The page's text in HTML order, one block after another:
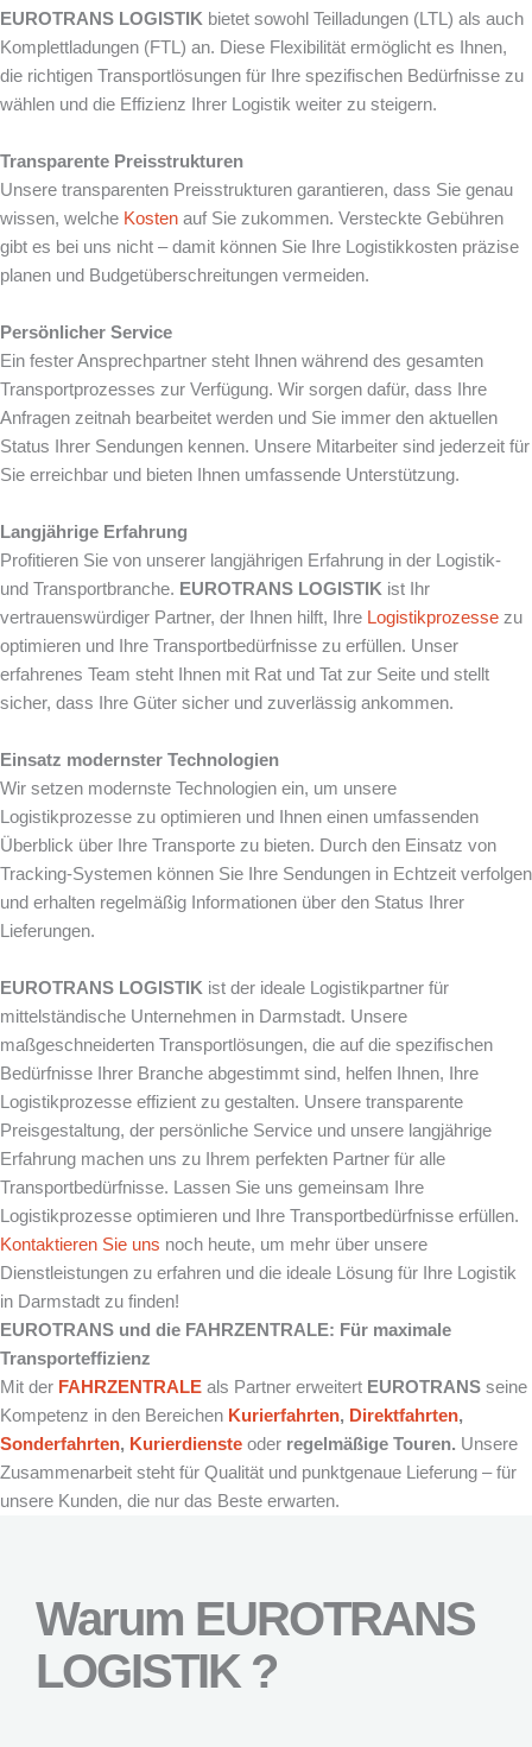
EUROTRANS LOGISTIK bietet sowohl Teilladungen (LTL) als auch
Komplettladungen (FTL) an. Diese Flexibilität ermöglicht es Ihnen,
die richtigen Transportlösungen für Ihre spezifischen Bedürfnisse zu
wählen und die Effizienz Ihrer Logistik weiter zu steigern.
Transparente Preisstrukturen
Unsere transparenten Preisstrukturen garantieren, dass Sie genau
wissen, welche Kosten auf Sie zukommen. Versteckte Gebühren
gibt es bei uns nicht – damit können Sie Ihre Logistikkosten präzise
planen und Budgetüberschreitungen vermeiden.
Persönlicher Service
Ein fester Ansprechpartner steht Ihnen während des gesamten
Transportprozesses zur Verfügung. Wir sorgen dafür, dass Ihre
Anfragen zeitnah bearbeitet werden und Sie immer den aktuellen
Status Ihrer Sendungen kennen. Unsere Mitarbeiter sind jederzeit für
Sie erreichbar und bieten Ihnen umfassende Unterstützung.
Langjährige Erfahrung
Profitieren Sie von unserer langjährigen Erfahrung in der Logistik-
und Transportbranche. EUROTRANS LOGISTIK ist Ihr
vertrauenswürdiger Partner, der Ihnen hilft, Ihre Logistikprozesse zu
optimieren und Ihre Transportbedürfnisse zu erfüllen. Unser
erfahrenes Team steht Ihnen mit Rat und Tat zur Seite und stellt
sicher, dass Ihre Güter sicher und zuverlässig ankommen.
Einsatz modernster Technologien
Wir setzen modernste Technologien ein, um unsere
Logistikprozesse zu optimieren und Ihnen einen umfassenden
Überblick über Ihre Transporte zu bieten. Durch den Einsatz von
Tracking-Systemen können Sie Ihre Sendungen in Echtzeit verfolgen
und erhalten regelmäßig Informationen über den Status Ihrer
Lieferungen.
EUROTRANS LOGISTIK ist der ideale Logistikpartner für
mittelständische Unternehmen in Darmstadt. Unsere
maßgeschneiderten Transportlösungen, die auf die spezifischen
Bedürfnisse Ihrer Branche abgestimmt sind, helfen Ihnen, Ihre
Logistikprozesse effizient zu gestalten. Unsere transparente
Preisgestaltung, der persönliche Service und unsere langjährige
Erfahrung machen uns zu Ihrem perfekten Partner für alle
Transportbedürfnisse. Lassen Sie uns gemeinsam Ihre
Logistikprozesse optimieren und Ihre Transportbedürfnisse erfüllen.
Kontaktieren Sie uns noch heute, um mehr über unsere
Dienstleistungen zu erfahren und die ideale Lösung für Ihre Logistik
in Darmstadt zu finden!
EUROTRANS und die FAHRZENTRALE: Für maximale
Transporteffizienz
Mit der FAHRZENTRALE als Partner erweitert EUROTRANS seine
Kompetenz in den Bereichen Kurierfahrten, Direktfahrten,
Sonderfahrten, Kurierdienste oder regelmäßige Touren. Unsere
Zusammenarbeit steht für Qualität und punktgenaue Lieferung – für
unsere Kunden, die nur das Beste erwarten.
Warum EUROTRANS
LOGISTIK ?